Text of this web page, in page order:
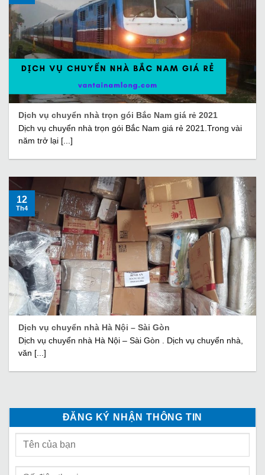
Dịch vụ chuyển nhà trọn gói Bắc Nam giá rẻ 2021
Dịch vụ chuyển nhà trọn gói Bắc Nam giá rẻ 2021.Trong vài
năm trở lại [...]
Dịch vụ chuyển nhà Hà Nội – Sài Gòn
Dịch vụ chuyển nhà Hà Nội – Sài Gòn . Dịch vụ chuyển nhà,
văn [...]
12
Th4
ĐĂNG KÝ NHẬN THÔNG TIN